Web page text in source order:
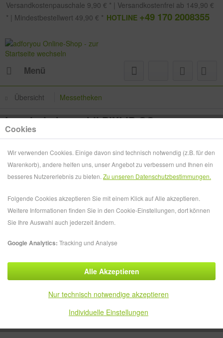
Versandkostenpauschale 9,90 € * | Versandkostenfrei ab 149,90 €
* | Mindestbestellwert 49,90 € * HOTLINE +49 170 2008355
Menü
Übersicht Messetheken
Leuchttheke mobil PIXLIP GO
520,49 € *
zzgl. Versandkosten
Cookies
Wir verwenden Cookies. Einige davon sind technisch notwendig (z.B. für den
Warenkorb), andere helfen uns, unser Angebot zu verbessern und Ihnen ein
besseres Nutzererlebnis zu bieten. Zu unseren Datenschutzbestimmungen.
Folgende Cookies akzeptieren Sie mit einem Klick auf Alle akzeptieren.
Weitere Informationen finden Sie in den Cookie-Einstellungen, dort können
Sie Ihre Auswahl auch jederzeit ändern.
Google Analytics: Tracking und Analyse
Individuelle Einstellungen
Nur technisch notwendige akzeptieren
Alle Akzeptieren